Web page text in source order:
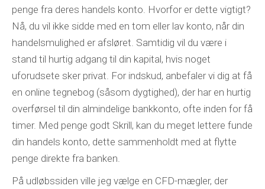
penge fra deres handels konto. Hvorfor er dette vigtigt?
Nå, du vil ikke sidde med en tom eller lav konto, når din
handelsmulighed er afsløret. Samtidig vil du være i
stand til hurtig adgang til din kapital, hvis noget
uforudsete sker privat. For indskud, anbefaler vi dig at få
en online tegnebog (såsom dygtighed), der har en hurtig
overførsel til din almindelige bankkonto, ofte inden for få
timer. Med penge godt Skrill, kan du meget lettere funde
din handels konto, dette sammenholdt med at flytte
penge direkte fra banken.
På udløbssiden ville jeg vælge en CFD-mægler, der